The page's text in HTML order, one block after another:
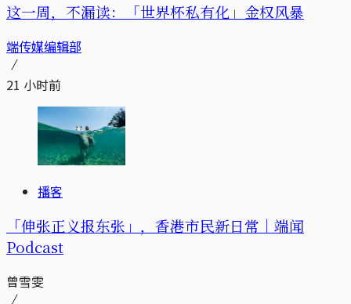
这一周，不漏读：「世界杯私有化」金权风暴
端传媒编辑部
21 小时前
播客
「伸张正义报东张」，香港市民新日常｜端闻
Podcast
曾雪雯